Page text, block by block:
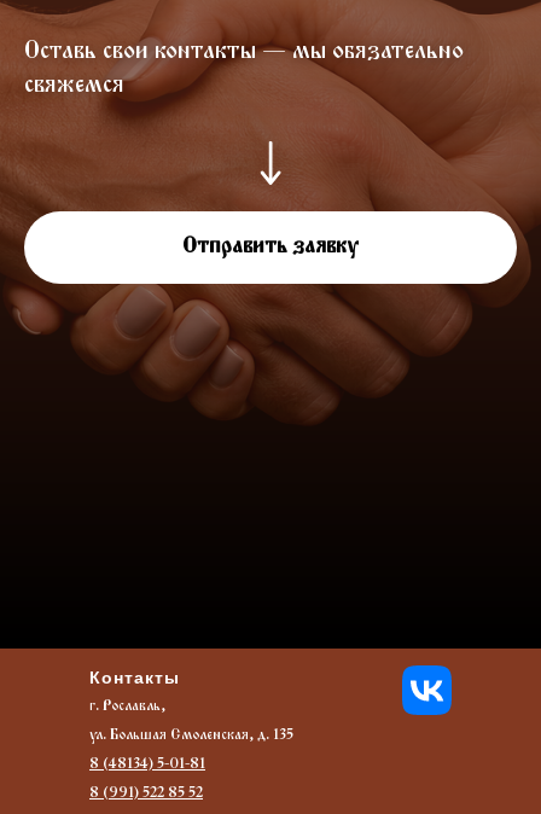
Оставь свои контакты — мы обязательно
свяжемся
Отправить заявку
Контакты
г. Рославль,
ул. Большая Смоленская, д. 135
8 (48134) 5-01-81
8 (991) 522 85 52